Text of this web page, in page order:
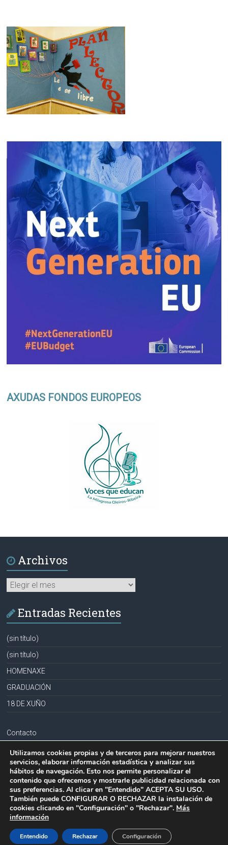
AXUDAS FONDOS EUROPEOS
Archivos
Archivos
Entradas Recientes
(sin título)
(sin título)
HOMENAXE
GRADUACIÓN
18 DE XUÑO
Contacto
Aviso legal
Política de privacidad
Política de cookies
Copyright © 2026
Todos los derechos reservados.
Tema:
Acceleratepor ThemeGrill. Funciona conWordPress
Utilizamos cookies propias y de terceros para mejorar nuestros
servicios, elaborar información estadística y analizar sus
hábitos de navegación. Esto nos permite personalizar el
contenido que ofrecemos y mostrarle publicidad relacionada con
sus preferencias. Al clicar en "Entendido" ACEPTA SU USO.
También puede CONFIGURAR O RECHAZAR la instalación de
cookies clicando en "Configuración" o "Rechazar". Más
información
Entendido Rechazar Configuración